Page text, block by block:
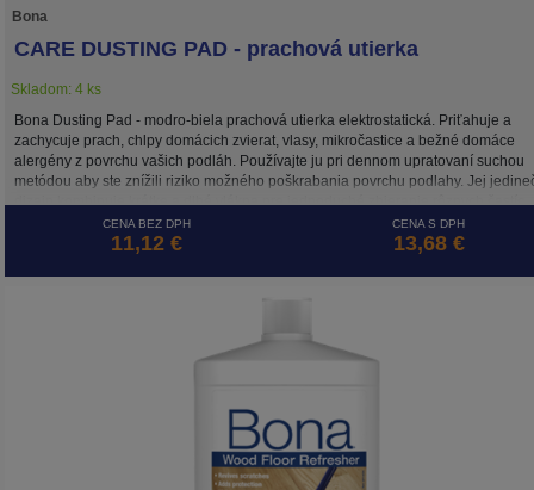
Bona
CARE DUSTING PAD - prachová utierka
Skladom: 4 ks
Bona Dusting Pad - modro-biela prachová utierka elektrostatická. Priťahuje a
zachycuje prach, chlpy domácich zvierat, vlasy, mikročastice a bežné domáce
alergény z povrchu vašich podláh. Používajte ju pri dennom upratovaní suchou
metódou aby ste znížili riziko možného poškrabania povrchu podlahy. Jej
dizajn kombinuje krátke a dlhé vlákna pre jednoduché zbieranie rôznych častíc.
Používajte ju v kombinácii s Bona Mopom na drevené podlahy alebo podlahy s
tvrdým povrchom.
CENA BEZ DPH
11,12 €
CENA S DPH
13,68 €